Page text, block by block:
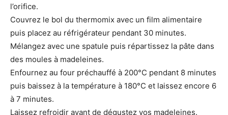
l’orifice.
Couvrez le bol du thermomix avec un film alimentaire
puis placez au réfrigérateur pendant 30 minutes.
Mélangez avec une spatule puis répartissez la pâte dans
des moules à madeleines.
Enfournez au four préchauffé à 200°C pendant 8 minutes
puis baissez à la température à 180°C et laissez encore 6
à 7 minutes.
Laissez refroidir avant de dégustez vos madeleines.